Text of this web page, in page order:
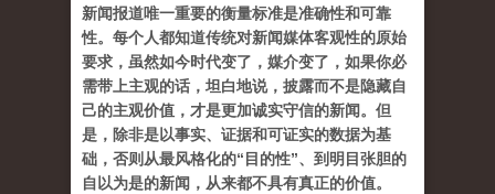
新闻报道唯一重要的衡量标准是准确性和可靠
性。每个人都知道传统对新闻媒体客观性的原始
要求，虽然如今时代变了，媒介变了，如果你必
需带上主观的话，坦白地说，披露而不是隐藏自
己的主观价值，才是更加诚实守信的新闻。但
是，除非是以事实、证据和可证实的数据为基
础，否则从最风格化的“目的性”、到明目张胆的
自以为是的新闻，从来都不具有真正的价值。